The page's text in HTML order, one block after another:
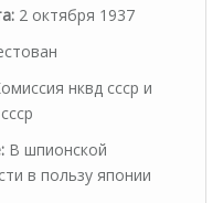
2 октября 1937
нквд ссср и
В шпионской
в пользу японии